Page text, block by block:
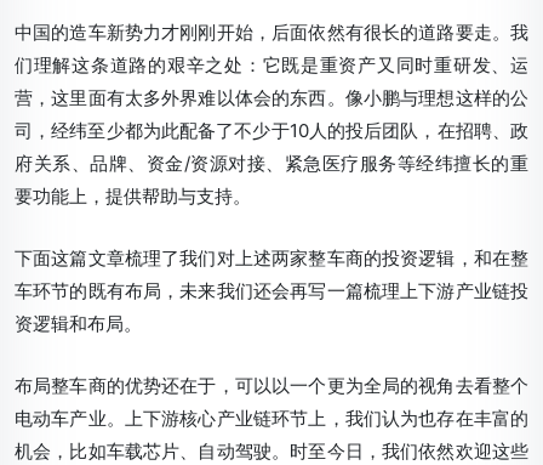
中国的造车新势力才刚刚开始，后面依然有很长的道路要走。我
们理解这条道路的艰辛之处：它既是重资产又同时重研发、运
营，这里面有太多外界难以体会的东西。像小鹏与理想这样的公
司，经纬至少都为此配备了不少于10人的投后团队，在招聘、政
府关系、品牌、资金/资源对接、紧急医疗服务等经纬擅长的重
要功能上，提供帮助与支持。
下面这篇文章梳理了我们对上述两家整车商的投资逻辑，和在整
车环节的既有布局，未来我们还会再写一篇梳理上下游产业链投
资逻辑和布局。
布局整车商的优势还在于，可以以一个更为全局的视角去看整个
电动车产业。上下游核心产业链环节上，我们认为也存在丰富的
机会，比如车载芯片、自动驾驶。时至今日，我们依然欢迎这些